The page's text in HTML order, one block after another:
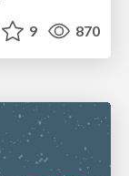
9 870